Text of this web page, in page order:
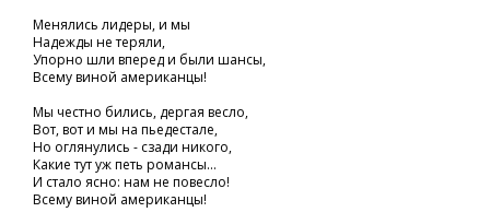
Менялись лидеры, и мы
Надежды не теряли,
Упорно шли вперед и были шансы,
Всему виной американцы!
Мы честно бились, дергая весло,
Вот, вот и мы на пьедестале,
Но оглянулись - сзади никого,
Какие тут уж петь романсы...
И стало ясно: нам не повесло!
Всему виной американцы!